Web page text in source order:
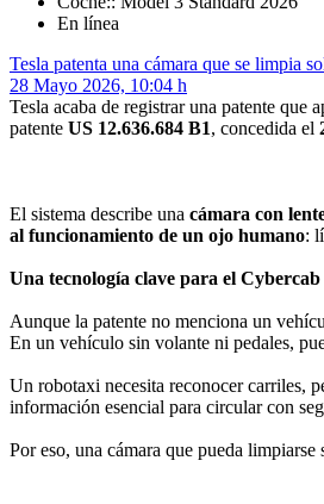
En línea
Tesla patenta una cámara que se limpia
28 Mayo 2026, 10:04 h
Tesla acaba de registrar una patente que
patente US 12.636.684 B1, concedida el
El sistema describe una cámara con
al funcionamiento de un ojo humano:
Una tecnología clave para el Cybercab
Aunque la patente no menciona un
En un vehículo sin volante ni pedales,
Un robotaxi necesita reconocer carriles,
información esencial para circular con
Por eso, una cámara que pueda